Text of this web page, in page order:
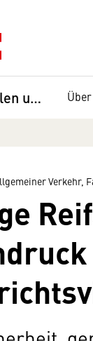
Fahrschulen und Allgemeiner Verkehr, Fachverband
Verkehr,